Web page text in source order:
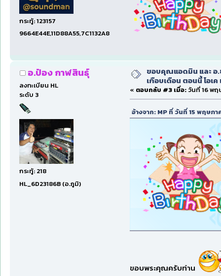
กระทู้: 123157
9664E44E,11D88A55,7C1132A8
อ.ป๋อง กาฬสินธุ์
ลงทะเบียน HL
ระดับ 3
กระทู้: 218
HL_6D23186B (อ.ภูมิ)
ขอบคุณแอดมิน และ อ.
เกือบเดือน ตอนนี้ โอเค
« ตอบกลับ #3 เมื่อ: วันที่ 16 พฤ
อ้างจาก: MP ที่ วันที่ 15 พฤษภ
ขอบพระคุณครับท่าน